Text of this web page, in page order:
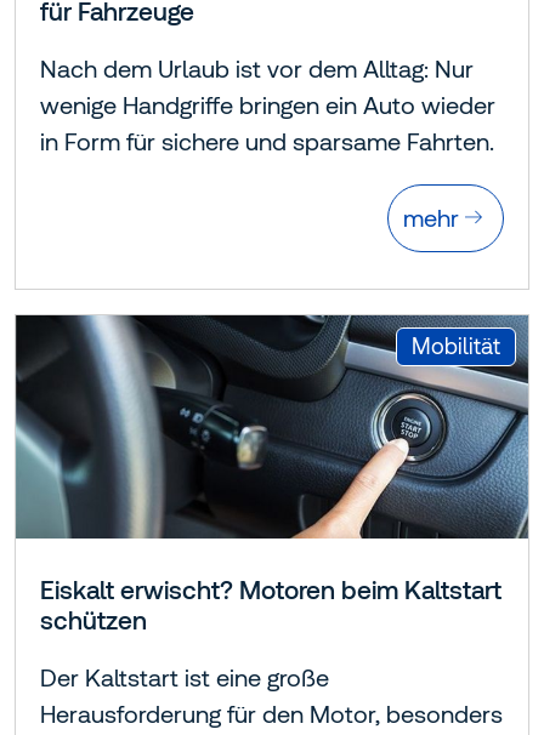
für Fahrzeuge
Nach dem Urlaub ist vor dem Alltag: Nur
wenige Handgriffe bringen ein Auto wieder
in Form für sichere und sparsame Fahrten.
mehr
Mobilität:
Eiskalt erwischt? Motoren beim Kaltstart
schützen
Der Kaltstart ist eine große
Herausforderung für den Motor, besonders